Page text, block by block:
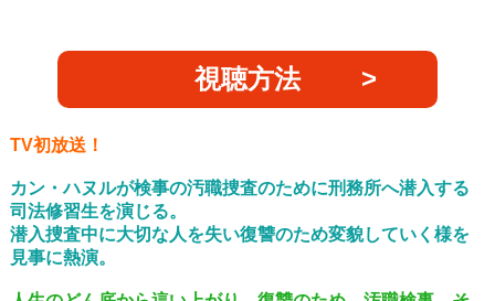
視聴方法
TV初放送！
カン・ハヌルが検事の汚職捜査のために刑務所へ潜入する
司法修習生を演じる。
潜入捜査中に大切な人を失い復讐のため変貌していく様を
見事に熱演。